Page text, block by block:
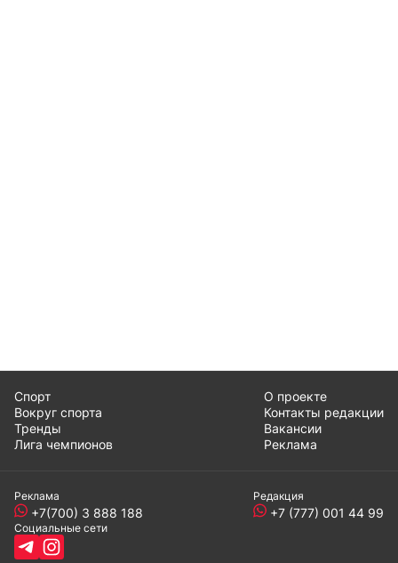
Спорт
Вокруг спорта
Тренды
Лига чемпионов
О проекте
Контакты редакции
Вакансии
Реклама
Реклама
+7(700) 3 888 188
Редакция
+7 (777) 001 44 99
Социальные сети